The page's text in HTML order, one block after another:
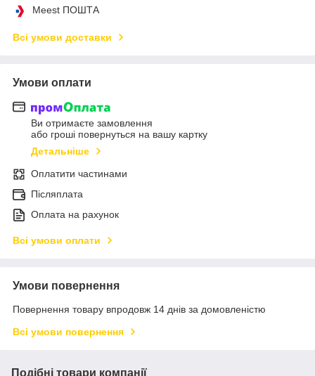
Meest ПОШТА
Всі умови доставки
Умови оплати
Ви отримаєте замовлення
або гроші повернуться на вашу картку
Детальніше
Оплатити частинами
Післяплата
Оплата на рахунок
Всі умови оплати
Умови повернення
Повернення товару впродовж 14 днів за домовленістю
Всі умови повернення
Подібні товари компанії